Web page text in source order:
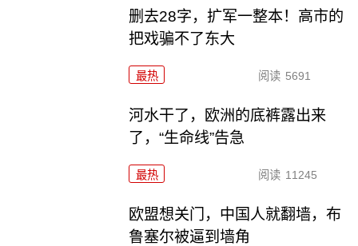
删去28字，扩军一整本！高市的
把戏骗不了东大
最热 阅读 5691
河水干了，欧洲的底裤露出来
了，“生命线”告急
最热 阅读 11245
欧盟想关门，中国人就翻墙，布
鲁塞尔被逼到墙角